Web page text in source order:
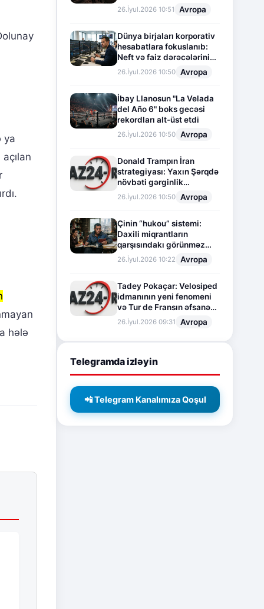
ya
hələ
26.İyul.2026 10:51 Avropa
Dünya birjaları korporativ
hesabatlara fokuslanıb:
Neft və faiz dərəcələrinin
təsiri altında cari vəziyyət
26.İyul.2026 10:50 Avropa
İbay Llanosun "La Velada
del Año 6" boks gecəsi
rekordları alt-üst etdi
26.İyul.2026 10:50 Avropa
Donald Trampın İran
strategiyası: Yaxın Şərqdə
növbəti gərginlik
mərhələsi
26.İyul.2026 10:50 Avropa
Çinin “hukou” sistemi:
Daxili miqrantların
qarşısındakı görünməz
sədd
26.İyul.2026 10:22 Avropa
Tadey Pokaçar: Velosiped
idmanının yeni fenomeni
və Tur de Fransın əfsanəvi
səhifəsi
26.İyul.2026 09:31 Avropa
Telegramda izləyin
📲 Telegram Kanalımıza Qoşul